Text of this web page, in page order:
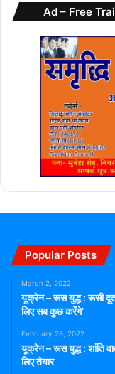
Ad – Free
Popular Posts
March 2, 2022
यूक्रेन – रूस युद्ध : रूसी दूत
लिए सब कुछ करेंगे’
February 28, 2022
यूक्रेन – रूस युद्ध : शांति
लिए तैयार